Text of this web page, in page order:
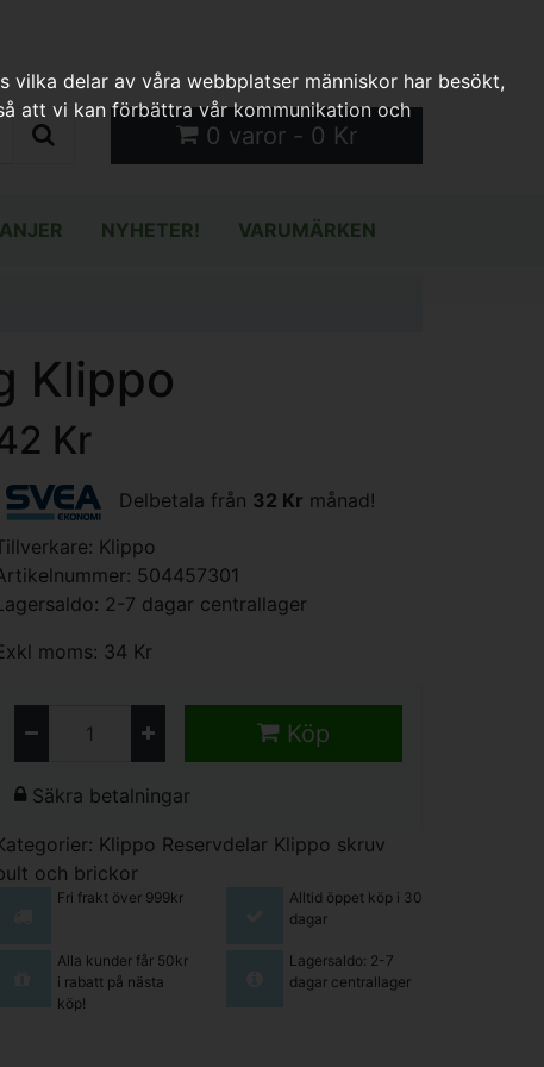
0 varor - 0 Kr
NYHETER! VARUMÄRKEN
Klippo
Kr
Delbetala från 32 Kr månad!
Klippo
504457301
2-7 dagar centrallager
moms: 34 Kr
Köp
Säkra betalningar
Klippo Reservdelar Klippo skruv
och brickor
Fri frakt över 999kr
Alltid öppet köp i 30
dagar
Alla kunder får 50kr
i rabatt på nästa
köp!
Lagersaldo: 2-7
dagar centrallager
delar av våra webbplatser människor har besökt,
att vi kan förbättra vår kommunikation och